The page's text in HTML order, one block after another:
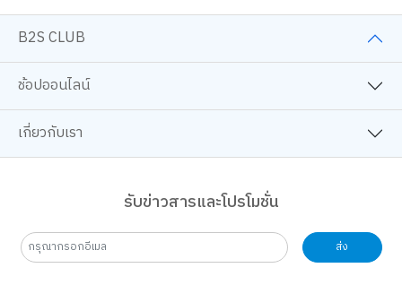
B2S CLUB
ช้อปออนไลน์
เกี่ยวกับเรา
รับข่าวสารและโปรโมชั่น
ส่ง